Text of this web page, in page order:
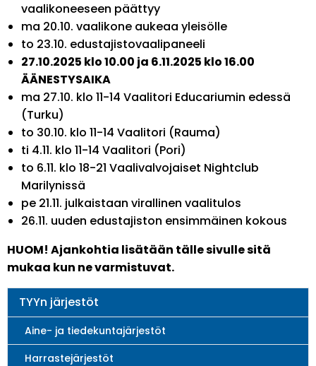
vaalikoneeseen päättyy
ma 20.10. vaalikone aukeaa yleisölle
to 23.10. edustajistovaalipaneeli
27.10.2025 klo 10.00 ja 6.11.2025 klo 16.00
ÄÄNESTYSAIKA
ma 27.10. klo 11-14 Vaalitori Educariumin edessä
(Turku)
to 30.10. klo 11-14 Vaalitori (Rauma)
ti 4.11. klo 11-14 Vaalitori (Pori)
to 6.11. klo 18-21 Vaalivalvojaiset Nightclub
Marilynissä
pe 21.11. julkaistaan virallinen vaalitulos
26.11. uuden edustajiston ensimmäinen kokous
HUOM! Ajankohtia lisätään tälle sivulle sitä
mukaa kun ne varmistuvat.
Main
navigation
TYYn järjestöt
Aine- ja tiedekuntajärjestöt
Harrastejärjestöt